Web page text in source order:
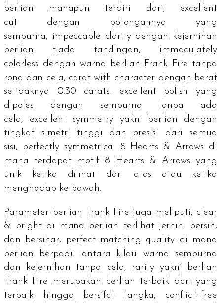
berlian manapun terdiri dari; excellent
cut dengan potongannya yang
sempurna, impeccable clarity dengan kejernihan
berlian tiada tandingan, immaculately
colorless dengan warna berlian Frank Fire tanpa
rona dan cela, carat with character dengan berat
setidaknya 0.30 carats, excellent polishyang
dipoles dengan sempurna tanpa ada
cela, excellent symmetry yakni berlian dengan
tingkat simetri tinggi dan presisi dari semua
sisi,
perfectly symmetrical 8 Hearts & Arrows di
mana terdapat motif 8 Hearts & Arrowsyang
unik ketika dilihat dari atas atau ketika
menghadap ke bawah.
Parameter berlian Frank Fire juga meliputi; clear
& bright di mana berlian terlihat jernih, bersih,
dan bersinar,
perfect matching quality di mana
berlian berpadu antara kilau warna sempurna
dan kejernihan tanpa cela,
rarity yakni berlian
Frank Fire merupakan berlian terbaik dari yang
terbaik hingga bersifat langka, conflict–free